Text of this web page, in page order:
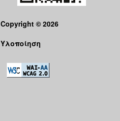
Copyright © 2026
Υλοποίηση